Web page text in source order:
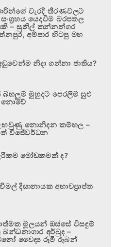
වැරදි තීරණවලට
යෙදවීම බරපතල
– සුනිල් කන්නන්ගර
අම්පාර හිටපු මහ
නිදා ගන්නා ජාතිය?
බහලුම් මුහුදට පෙරලීම සුළු
නොවේ
නොනිදන කම්හල –
විජේවර්ධන
මෝඩකමක් ද?
දිසානායක අභාවප්‍රාප්ත
මූලයන් ඔස්සේ විසඳුම්
අර්බුද –
වෛද්‍ය රූමි රූබන්